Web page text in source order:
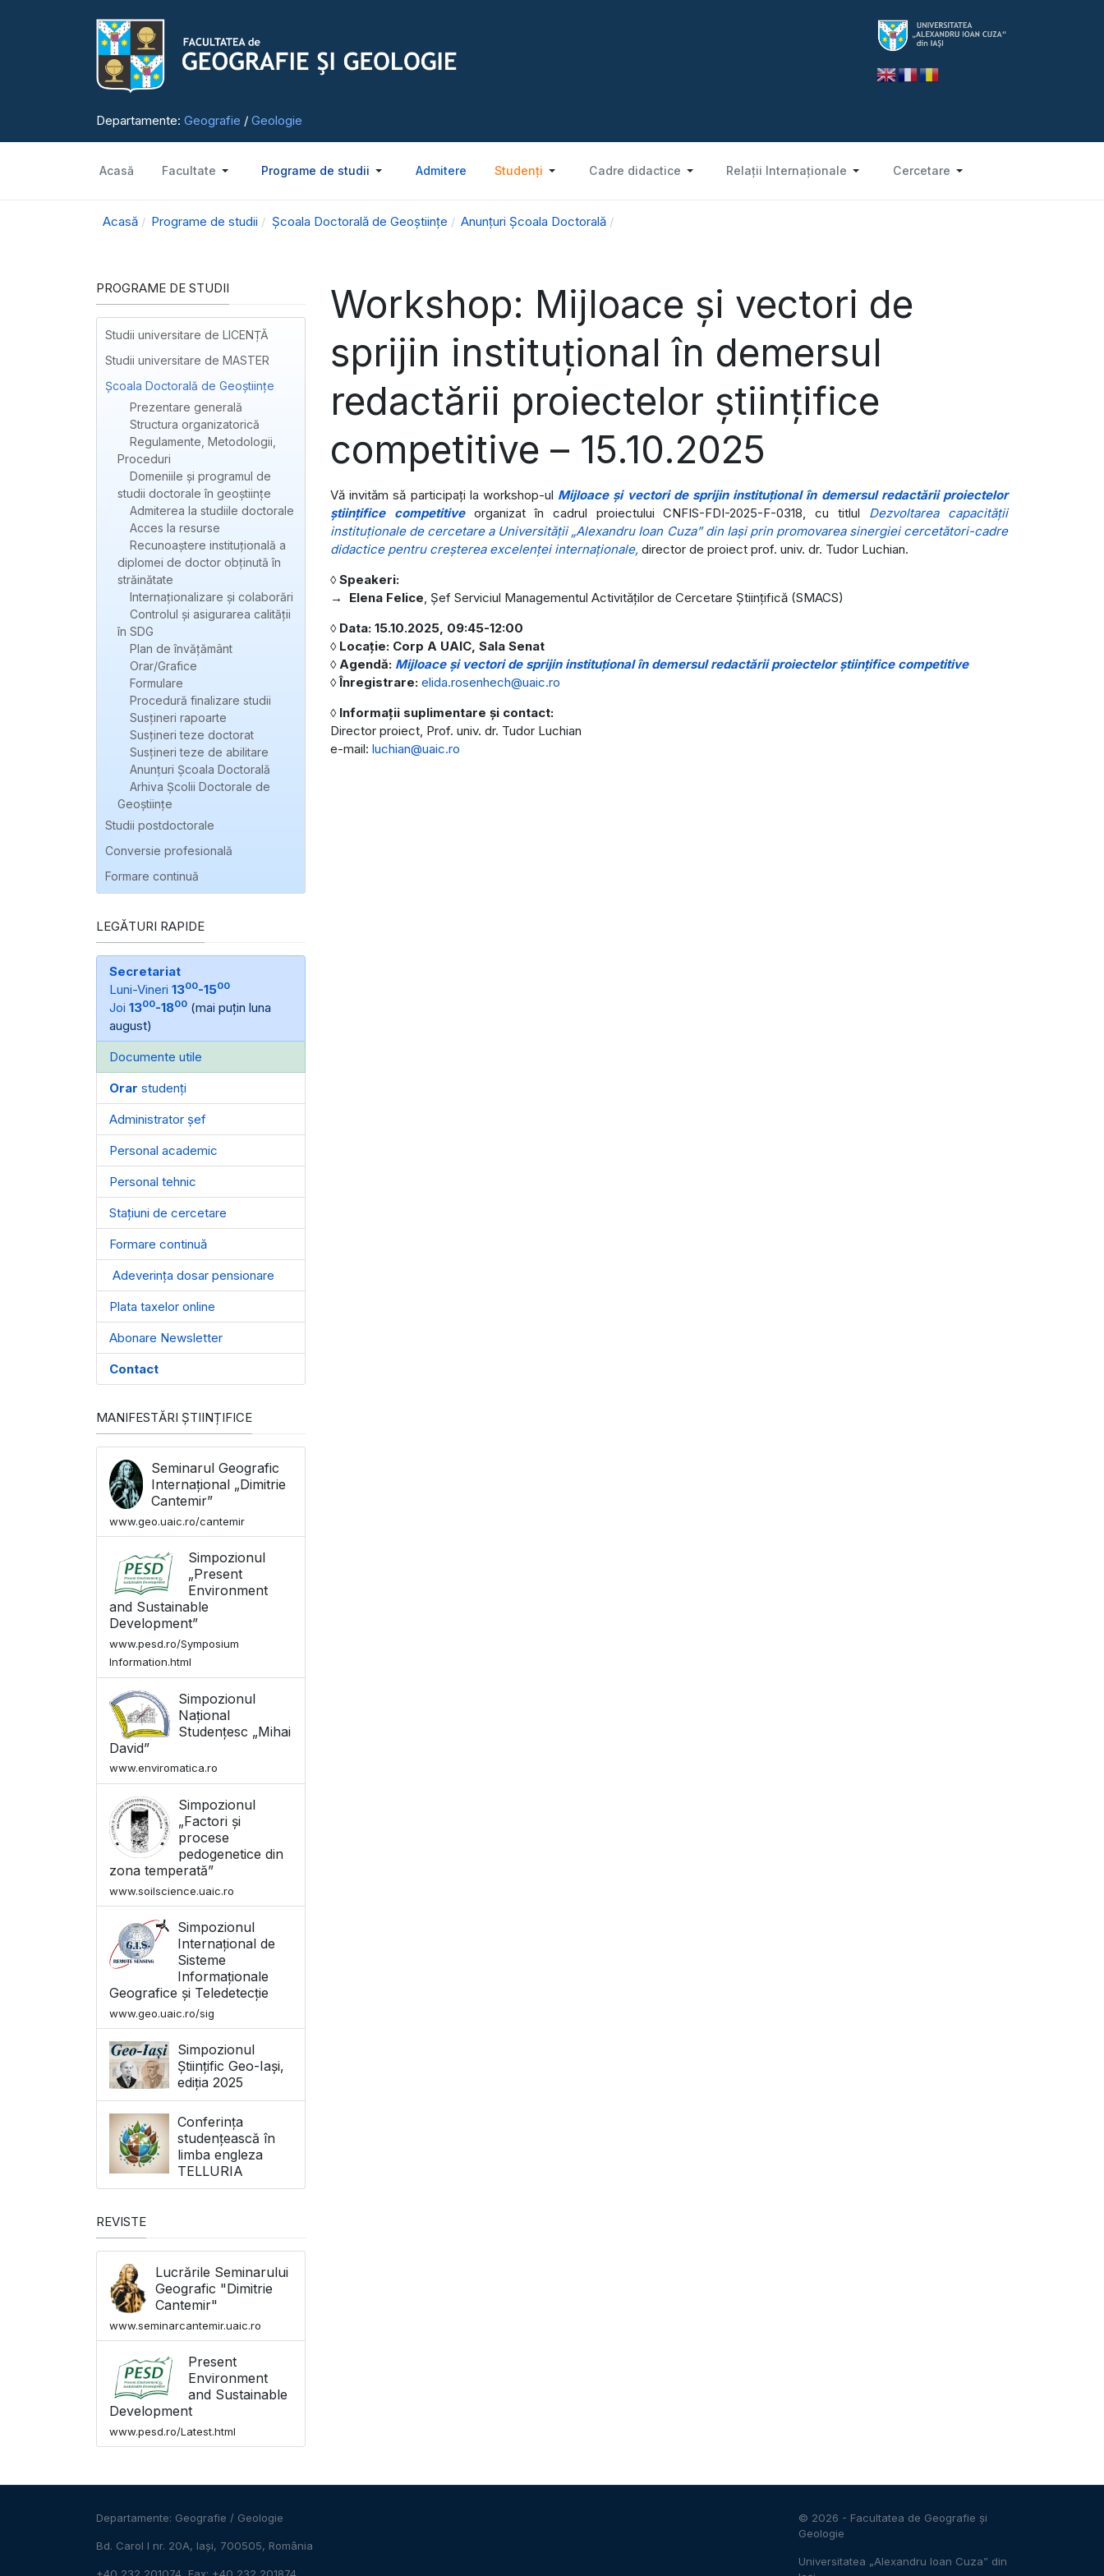
Departamente: Geografie / Geologie
Acasă Facultate Programe de studii Admitere Studenți Cadre didactice Relații Internaționale Cercetare
Acasă Programe de studii Școala Doctorală de Geoștiințe Anunțuri Școala Doctorală
Workshop: Mijloace și vectori de
sprijin instituțional în demersul
redactării proiectelor științifice
competitive – 15.10.2025
Vă invităm să participați la workshop-ul Mijloace și vectori de sprijin instituțional în demersul redactării proiectelor
științifice competitiveorganizat în cadrul proiectului CNFIS-FDI-2025-F-0318, cu titlul Dezvoltarea capacităţii
instituţionale de cercetare a Universităţii „Alexandru Ioan Cuza” din Iaşi prin promovarea sinergiei cercetători-cadre
didactice pentru creşterea excelenţei internaţionale, director de proiect prof. univ. dr. Tudor Luchian.
◊ Speakeri:
→
Elena Felice, Șef Serviciul Managementul Activităților de Cercetare Științifică (SMACS)
◊ Data: 15.10.2025, 09:45-12:00
◊ Locație: Corp A UAIC, Sala Senat
◊ Agendă: Mijloace și vectori de sprijin instituțional în demersul redactării proiectelor științifice competitive
◊ Înregistrare: elida.rosenhech@uaic.ro
◊ Informații suplimentare și contact:
Director proiect, Prof. univ. dr. Tudor Luchian
e-mail: luchian@uaic.ro
PROGRAME DE STUDII
Studii universitare de LICENȚĂ
Studii universitare de MASTER
Școala Doctorală de Geoștiințe
Prezentare generală
Structura organizatorică
Regulamente, Metodologii,
Proceduri
Domeniile și programul de
studii doctorale în geoștiințe
Admiterea la studiile doctorale
Acces la resurse
Recunoaștere instituțională a
diplomei de doctor obținută în
străinătate
Internaționalizare și colaborări
Controlul și asigurarea calității
în SDG
Plan de învățământ
Orar/Grafice
Formulare
Procedură finalizare studii
Susțineri rapoarte
Susțineri teze doctorat
Susțineri teze de abilitare
Anunțuri Școala Doctorală
Arhiva Școlii Doctorale de
Geoștiințe
Studii postdoctorale
Conversie profesională
Formare continuă
LEGĂTURI RAPIDE
Secretariat
Luni-Vineri 1300-1500
Joi 1300-1800 (mai puțin luna
august)
Documente utile
Orar studenți
Administrator șef
Personal academic
Personal tehnic
Stațiuni de cercetare
Formare continuă
Adeverința dosar pensionare
Plata taxelor online
Abonare Newsletter
Contact
MANIFESTĂRI ȘTIINȚIFICE
Seminarul Geografic
Internațional „Dimitrie
Cantemir”
www.geo.uaic.ro/cantemir
Simpozionul
„Present
Environment
and Sustainable
Development”
www.pesd.ro/Symposium
Information.html
Simpozionul
Național
Studențesc „Mihai
David”
www.enviromatica.ro
Simpozionul
„Factori și
procese
pedogenetice din
zona temperată”
www.soilscience.uaic.ro
Simpozionul
Internațional de
Sisteme
Informaționale
Geografice și Teledetecție
www.geo.uaic.ro/sig
Simpozionul
Științific Geo-Iași,
ediția 2025
Conferința
studențească în
limba engleza
TELLURIA
REVISTE
Lucrările Seminarului
Geografic "Dimitrie
Cantemir"
www.seminarcantemir.uaic.ro
Present
Environment
and Sustainable
Development
www.pesd.ro/Latest.html
Departamente: Geografie / Geologie
Bd. Carol I nr. 20A, Iași, 700505, România
+40 232 201074, Fax: +40 232 201874
© 2026 - Facultatea de Geografie și
Geologie
Universitatea „Alexandru Ioan Cuza” din